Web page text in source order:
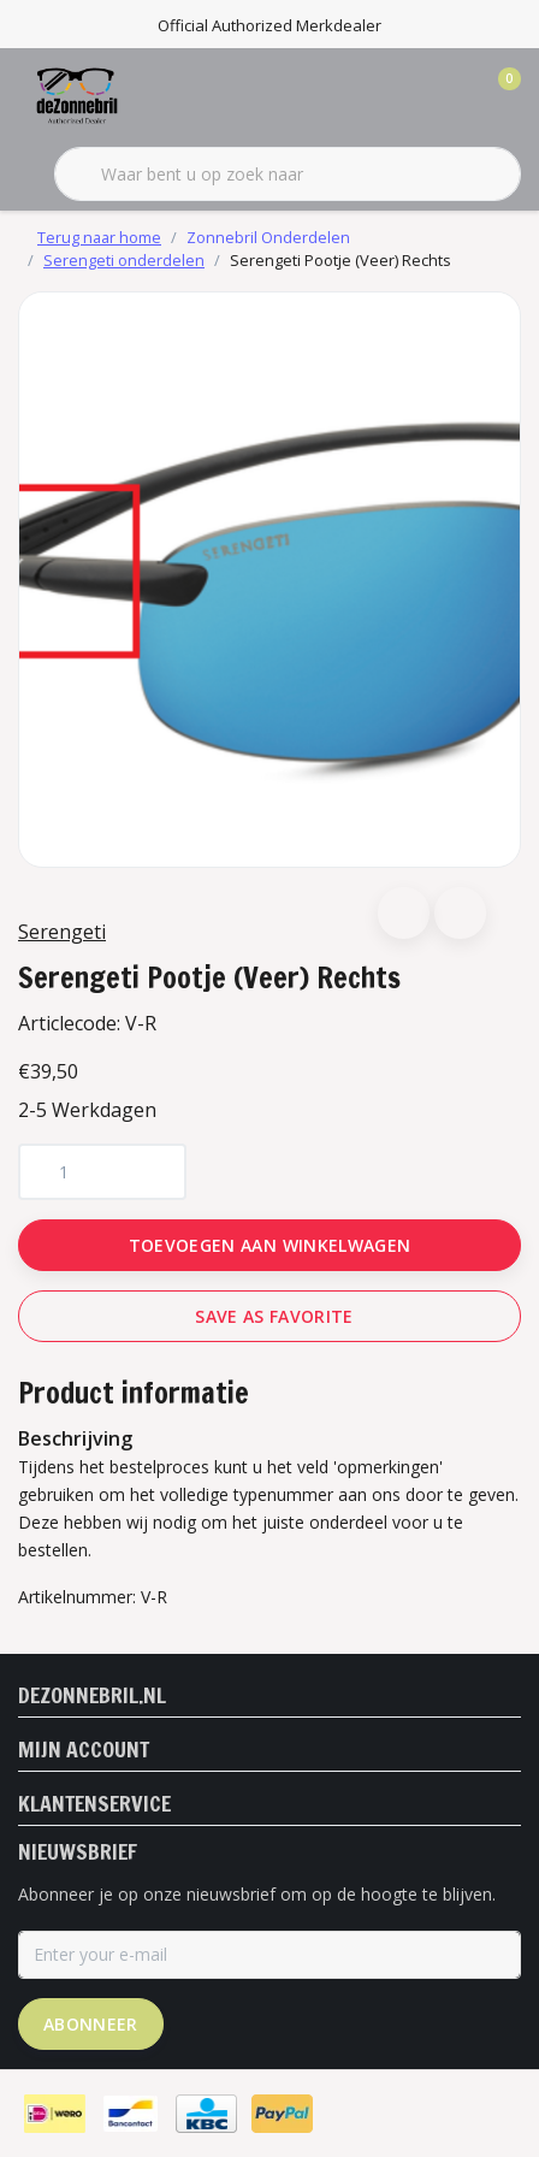
Official Authorized Merkdealer
0
Terug naar home
Zonnebril Onderdelen
Serengeti onderdelen
Serengeti Pootje (Veer) Rechts
Serengeti
Serengeti Pootje (Veer) Rechts
Articlecode: V-R
€39,50
2-5 Werkdagen
TOEVOEGEN AAN WINKELWAGEN
SAVE AS FAVORITE
Product informatie
Beschrijving
Tijdens het bestelproces kunt u het veld 'opmerkingen'
gebruiken om het volledige typenummer aan ons door te geven.
Deze hebben wij nodig om het juiste onderdeel voor u te
bestellen.
Artikelnummer: V-R
DEZONNEBRIL.NL
MIJN ACCOUNT
KLANTENSERVICE
NIEUWSBRIEF
Abonneer je op onze nieuwsbrief om op de hoogte te blijven.
ABONNEER